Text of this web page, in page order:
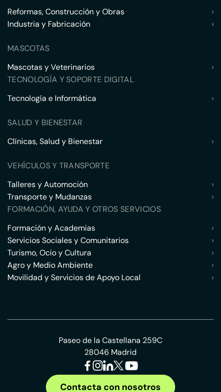
Reformas, Construcción y Obras
›
Industria y Fabricación
›
MASCOTAS
Mascotas y Veterinarios
›
TECNOLOGÍA Y SOPORTE DIGITAL
Tecnología e Informática
›
SALUD Y BIENESTAR
Clínicas, Salud y Bienestar
›
VEHÍCULOS Y TRANSPORTE
Talleres y Automoción
›
Transporte y Mudanzas
›
FORMACIÓN, AYUDA Y OTROS SERVICIOS
Formación y Academias
›
Servicios Sociales y Comunitarios
›
Turismo, Ocio y Cultura
›
Agro y Medio Ambiente
›
Movilidad y Servicios de Apoyo Local
›
Paseo de la Castellana 259C
28046 Madrid
Contacta con nosotros